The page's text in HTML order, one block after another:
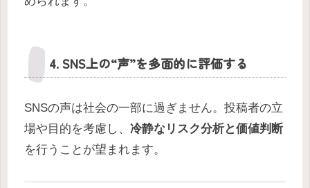
4. SNS上の“声”を多面的に評価する
SNSの声は社会の一部に過ぎません。投稿者の立
場や目的を考慮し、 冷静なリスク分析と価値判断
を行うことが望まれます。